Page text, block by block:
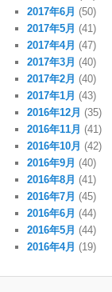
2017年6月 (50)
2017年5月 (41)
2017年4月 (47)
2017年3月 (40)
2017年2月 (40)
2017年1月 (43)
2016年12月 (35)
2016年11月 (41)
2016年10月 (42)
2016年9月 (40)
2016年8月 (41)
2016年7月 (45)
2016年6月 (44)
2016年5月 (44)
2016年4月 (19)